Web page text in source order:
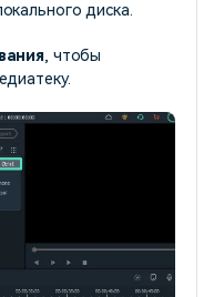
диска.
, чтобы